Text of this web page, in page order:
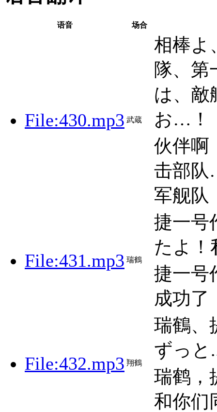
语音 场合
File:430.mp3 武蔵
相棒よ
隊、
は、敵
お…！
伙伴啊
击部
军舰队
File:431.mp3 瑞鶴
捷一号
たよ！
捷一号
成功了
File:432.mp3 翔鶴
瑞鶴、
ずっと
瑞鹤，
和你们